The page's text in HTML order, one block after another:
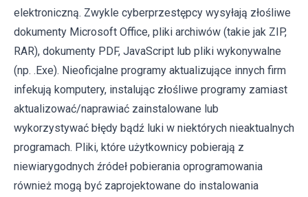
elektroniczną. Zwykle cyberprzestępcy wysyłają złośliwe
dokumenty Microsoft Office, pliki archiwów (takie jak ZIP,
RAR), dokumenty PDF, JavaScript lub pliki wykonywalne
(np. .Exe). Nieoficjalne programy aktualizujące innych firm
infekują komputery, instalując złośliwe programy zamiast
aktualizować/naprawiać zainstalowane lub
wykorzystywać błędy bądź luki w niektórych nieaktualnych
programach. Pliki, które użytkownicy pobierają z
niewiarygodnych źródeł pobierania oprogramowania
również mogą być zaprojektowane do instalowania